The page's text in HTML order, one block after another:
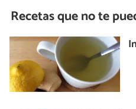
Recetas que no te